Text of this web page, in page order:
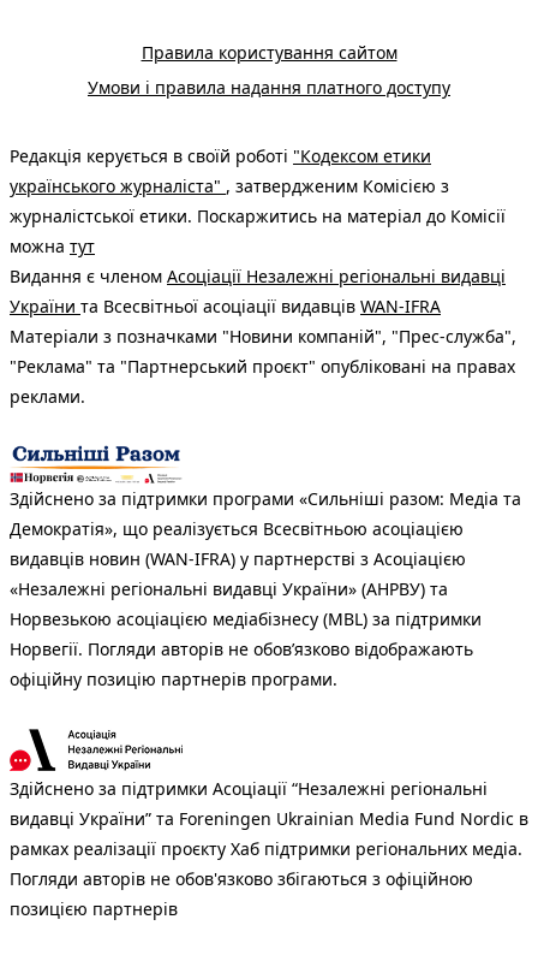
Правила користування сайтом
Умови і правила надання платного доступу
Редакція керується в своїй роботі "Кодексом етики
українського журналіста" , затвердженим Комісією з
журналістської етики. Поскаржитись на матеріал до Комісії
можна тут
Видання є членом Асоціації Незалежні регіональні видавці
України та Всесвітньої асоціації видавців WAN-IFRA
Матеріали з позначками "Новини компаній", "Прес-служба",
"Реклама" та "Партнерський проєкт" опубліковані на правах
реклами.
Здійснено за підтримки програми «Сильніші разом: Медіа та
Демократія», що реалізується Всесвітньою асоціацією
видавців новин (WAN-IFRA) у партнерстві з Асоціацією
«Незалежні регіональні видавці України» (АНРВУ) та
Норвезькою асоціацією медіабізнесу (MBL) за підтримки
Норвегії. Погляди авторів не обов’язково відображають
офіційну позицію партнерів програми.
Здійснено за підтримки Асоціації “Незалежні регіональні
видавці України” та Foreningen Ukrainian Media Fund Nordic в
рамках реалізації проєкту Хаб підтримки регіональних медіа.
Погляди авторів не обов'язково збігаються з офіційною
позицією партнерів